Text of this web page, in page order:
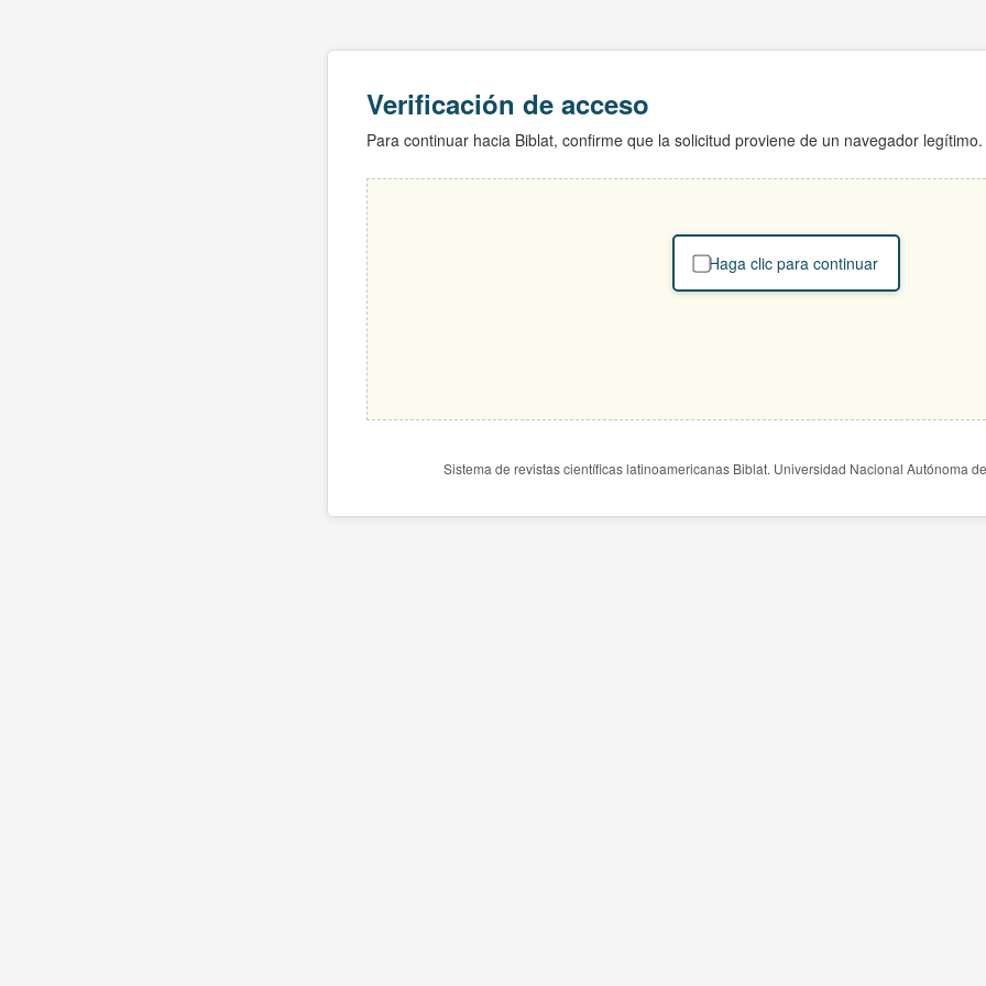
Verificación de acceso
Para continuar hacia Biblat, confirme que la solicitud proviene de un navegador legítimo.
Haga clic para continuar
Sistema de revistas científicas latinoamericanas Biblat. Universidad Nacional Autónoma